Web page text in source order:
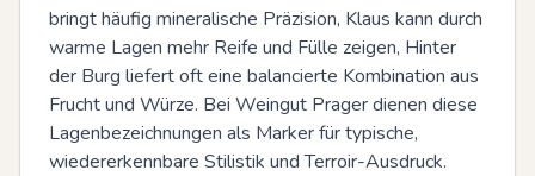
bringt häufig mineralische Präzision, Klaus kann durch
warme Lagen mehr Reife und Fülle zeigen, Hinter
der Burg liefert oft eine balancierte Kombination aus
Frucht und Würze. Bei Weingut Prager dienen diese
Lagenbezeichnungen als Marker für typische,
wiedererkennbare Stilistik und Terroir-Ausdruck.